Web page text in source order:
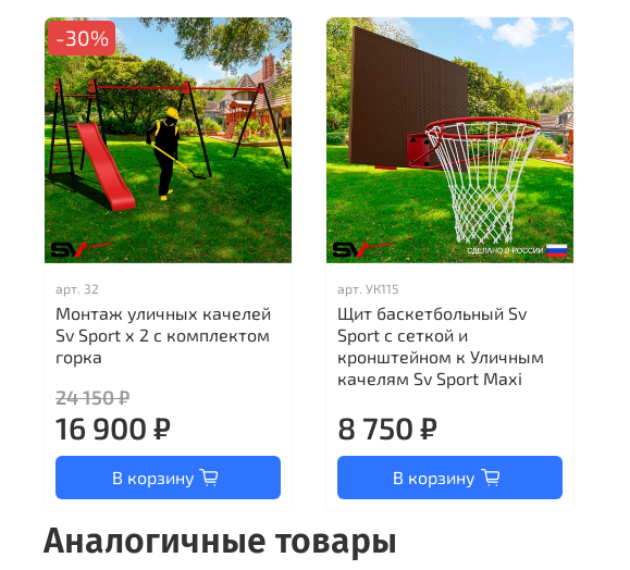
-30%
арт. 32
Монтаж уличных качелей
Sv Sport х 2 с комплектом
горка
24 150 ₽
16 900 ₽
В корзину
арт. УК115
Щит баскетбольный Sv
Sport c сеткой и
кронштейном к Уличным
качелям Sv Sport Maхi
8 750 ₽
В корзину
Аналогичные товары